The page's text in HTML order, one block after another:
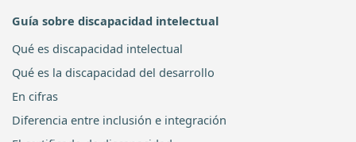
Guía sobre discapacidad intelectual
Qué es discapacidad intelectual
Qué es la discapacidad del desarrollo
En cifras
Diferencia entre inclusión e integración